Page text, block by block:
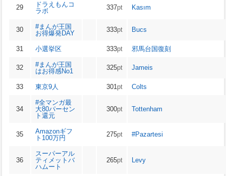
29
ドラえもんコ
ラボ
337pt Kasım
30
#まんが王国
お得爆発DAY
333pt Bucs
31 小選挙区 333pt 邪馬台国復刻
32
#まんが王国
はお得感No1
325pt Jameis
33 東京9人 301pt Colts
34
#全マンガ最
大80パーセン
ト還元
300pt Tottenham
35
Amazonギフ
ト100万円
275pt #Pazartesi
36
スーパーアル
ティメットバ
ハムート
265pt Levy